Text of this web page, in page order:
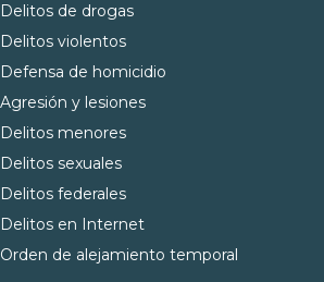
Delitos de drogas
Delitos violentos
Defensa de homicidio
Agresión y lesiones
Delitos menores
Delitos sexuales
Delitos federales
Delitos en Internet
Orden de alejamiento temporal